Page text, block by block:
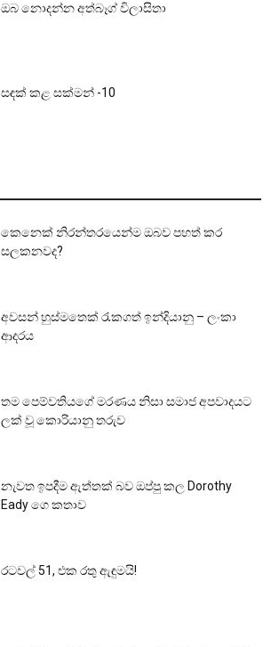
ඔබ නොදන්න අත්බෑග් විලාසිතා
සඳක් කළ සක්මන් -10
කෙනෙක් නිරන්තරයෙන්ම ඔබව පහත් කර
සලකනවද?
අවසන් හුස්මතෙක් රැකගත් ඉන්දියානු – ලංකා
ආදරය
තම පෙම්වතියගේ මරණය නිසා සමාජ අපවාදයට
ලක් වූ කොරියානු තරුව
නැවත ඉපදීම ඇත්තක් බව ඔප්පු කල Dorothy
Eady ගෙ කතාව
රටවල් 51, එක රතු ඇඳුමයි!